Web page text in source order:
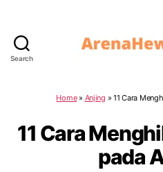
Search
Home» Anjing »11 Cara
11 Cara
pada